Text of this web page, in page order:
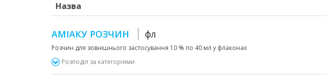
Назва
АМІАКУ РОЗЧИН фл
Розчин для зовнішнього застосування 10 % по 40 мл у флаконах
Розподіл за категоріями